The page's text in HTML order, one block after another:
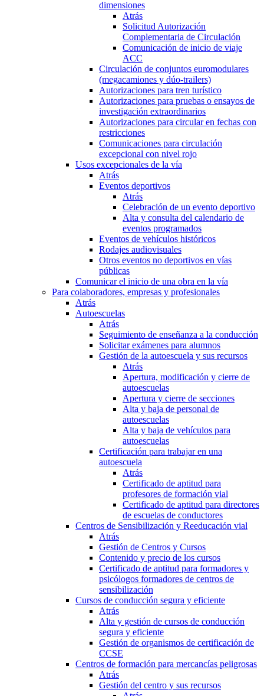
dimensiones
Atrás
Solicitud Autorización
Complementaria de Circulación
Comunicación de inicio de viaje
ACC
Circulación de conjuntos euromodulares
(megacamiones y dúo-trailers)
Autorizaciones para tren turístico
Autorizaciones para pruebas o ensayos de
investigación extraordinarios
Autorizaciones para circular en fechas con
restricciones
Comunicaciones para circulación
excepcional con nivel rojo
Usos excepcionales de la vía
Atrás
Eventos deportivos
Atrás
Celebración de un evento deportivo
Alta y consulta del calendario de
eventos programados
Eventos de vehículos históricos
Rodajes audiovisuales
Otros eventos no deportivos en vías
públicas
Comunicar el inicio de una obra en la vía
Para colaboradores, empresas y profesionales
Atrás
Autoescuelas
Atrás
Seguimiento de enseñanza a la conducción
Solicitar exámenes para alumnos
Gestión de la autoescuela y sus recursos
Atrás
Apertura, modificación y cierre de
autoescuelas
Apertura y cierre de secciones
Alta y baja de personal de
autoescuelas
Alta y baja de vehículos para
autoescuelas
Certificación para trabajar en una
autoescuela
Atrás
Certificado de aptitud para
profesores de formación vial
Certificado de aptitud para directores
de escuelas de conductores
Centros de Sensibilización y Reeducación vial
Atrás
Gestión de Centros y Cursos
Contenido y precio de los cursos
Certificado de aptitud para formadores y
psicólogos formadores de centros de
sensibilización
Cursos de conducción segura y eficiente
Atrás
Alta y gestión de cursos de conducción
segura y eficiente
Gestión de organismos de certificación de
CCSE
Centros de formación para mercancías peligrosas
Atrás
Gestión del centro y sus recursos